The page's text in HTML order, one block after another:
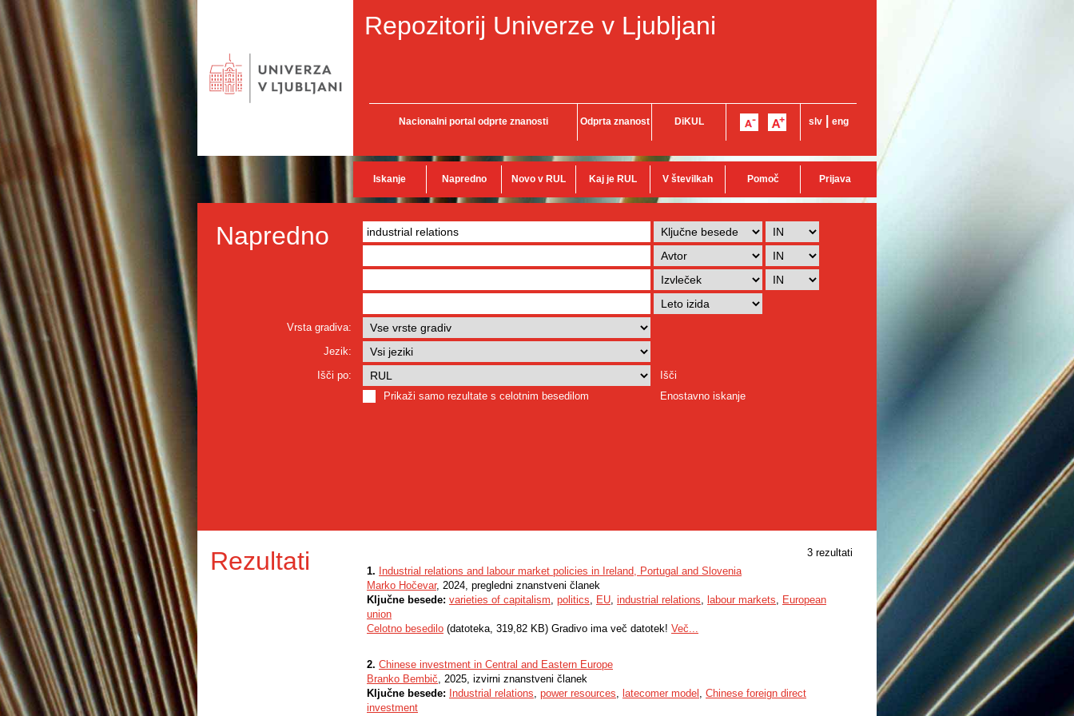
Repozitorij Univerze v Ljubljani
Nacionalni portal odprte znanosti Odprta znanost DiKUL slv eng
Iskanje Napredno Novo v RUL Kaj je RUL V številkah Pomoč Prijava
Napredno
Vrsta gradiva:
Jezik:
Išči po:
Išči
Prikaži samo rezultate s celotnim besedilom
Enostavno iskanje
Rezultati
3 rezultati
1. Industrial relations and labour market policies in Ireland, Portugal and Slovenia
Marko Hočevar, 2024, pregledni znanstveni članek
Ključne besede: varieties of capitalism, politics, EU, industrial relations, labour markets, European
union
Celotno besedilo (datoteka, 319,82 KB) Gradivo ima več datotek! Več...
2. Chinese investment in Central and Eastern Europe
Branko Bembič, 2025, izvirni znanstveni članek
Ključne besede: Industrial relations, power resources, latecomer model , Chinese foreign direct
investment